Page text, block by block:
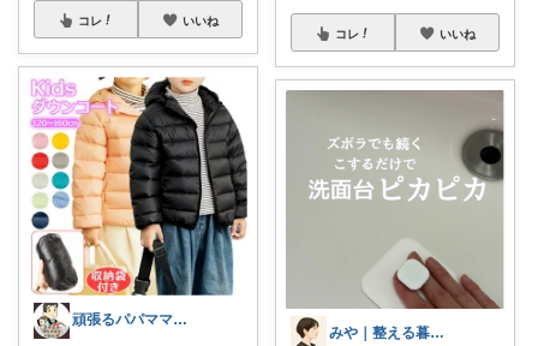
コレ いいね
頑張るパパママ応援隊@育児・子供用品紹介
コレ いいね
みや｜整える暮らし